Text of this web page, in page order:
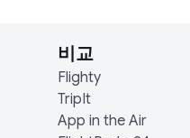
비교
Flighty
TripIt
App in the Air